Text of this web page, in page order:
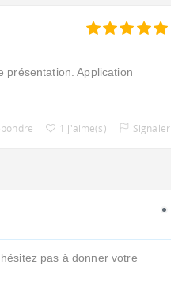
présentation. Application
1 j'aime(s) Signaler
pas à donner votre